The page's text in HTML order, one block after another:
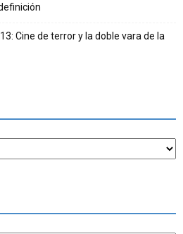
Cine de terror y la doble vara de la